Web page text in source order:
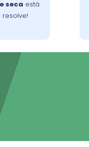
seca está
resolve!
Confie na